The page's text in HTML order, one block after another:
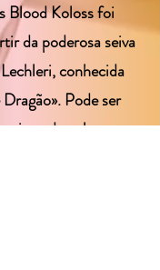
Blood Koloss foi
da poderosa seiva
conhecida
Pode ser
tipos de pele para